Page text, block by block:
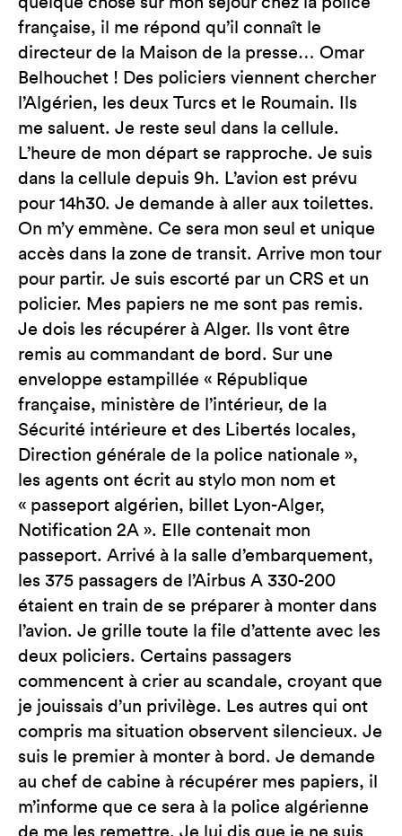
française, il me répond qu’il connaît le
directeur de la Maison de la presse… Omar
Belhouchet ! Des policiers viennent chercher
l’Algérien, les deux Turcs et le Roumain. Ils
me saluent. Je reste seul dans la cellule.
L’heure de mon départ se rapproche. Je suis
dans la cellule depuis 9h. L’avion est prévu
pour 14h30. Je demande à aller aux toilettes.
On m’y emmène. Ce sera mon seul et unique
accès dans la zone de transit. Arrive mon tour
pour partir. Je suis escorté par un CRS et un
policier. Mes papiers ne me sont pas remis.
Je dois les récupérer à Alger. Ils vont être
remis au commandant de bord. Sur une
enveloppe estampillée « République
française, ministère de l’intérieur, de la
Sécurité intérieure et des Libertés locales,
Direction générale de la police nationale »,
les agents ont écrit au stylo mon nom et
« passeport algérien, billet Lyon-Alger,
Notification 2A ». Elle contenait mon
passeport. Arrivé à la salle d’embarquement,
les 375 passagers de l’Airbus A 330-200
étaient en train de se préparer à monter dans
l’avion. Je grille toute la file d’attente avec les
deux policiers. Certains passagers
commencent à crier au scandale, croyant que
je jouissais d’un privilège. Les autres qui ont
compris ma situation observent silencieux. Je
suis le premier à monter à bord. Je demande
au chef de cabine à récupérer mes papiers, il
m’informe que ce sera à la police algérienne
de me les remettre. Je lui dis que je ne suis